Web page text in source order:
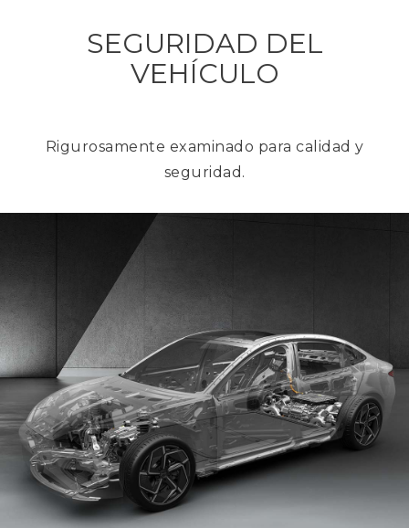
SEGURIDAD DEL
VEHÍCULO
Rigurosamente examinado para calidad y
seguridad.